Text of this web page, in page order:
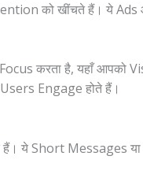
को खींचते हैं। ये
करता है, यहाँ आपको
Engage होते हैं।
ये Short Messages